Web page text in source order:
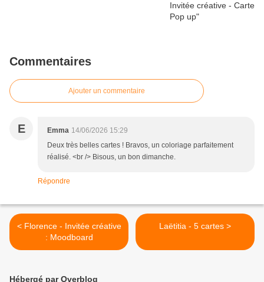
Commentaires
Ajouter un commentaire
E Emma 14/06/2026 15:29
Deux très belles cartes ! Bravos, un coloriage parfaitement
réalisé. <br /> Bisous, un bon dimanche.
Répondre
< Florence - Invitée créative
: Moodboard
Laëtitia - 5 cartes >
Hébergé par Overblog